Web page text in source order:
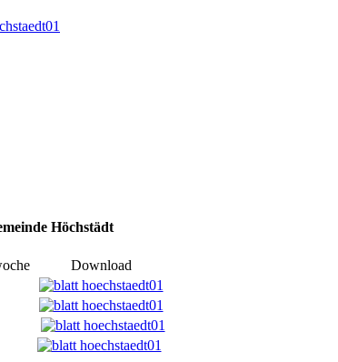
Höchstädt
Download